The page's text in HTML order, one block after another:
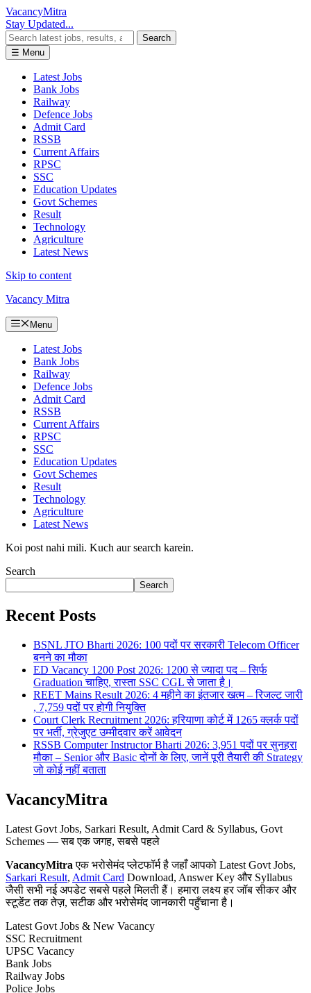
VacancyMitra
Stay Updated...
Search
☰ Menu
Latest Jobs
Bank Jobs
Railway
Defence Jobs
Admit Card
RSSB
Current Affairs
RPSC
SSC
Education Updates
Govt Schemes
Result
Technology
Agriculture
Latest News
Skip to content
Vacancy Mitra
Menu
Latest Jobs
Bank Jobs
Railway
Defence Jobs
Admit Card
RSSB
Current Affairs
RPSC
SSC
Education Updates
Govt Schemes
Result
Technology
Agriculture
Latest News
Koi post nahi mili. Kuch aur search karein.
Search
Search
Recent Posts
BSNL JTO Bharti 2026: 100 पदों पर सरकारी Telecom Officer
बनने का मौका
ED Vacancy 1200 Post 2026: 1200 से ज्यादा पद – सिर्फ
Graduation चाहिए, रास्ता SSC CGL से जाता है।
REET Mains Result 2026: 4 महीने का इंतजार खत्म – रिजल्ट जारी
, 7,759 पदों पर होगी नियुक्ति
Court Clerk Recruitment 2026: हरियाणा कोर्ट में 1265 क्लर्क पदों
पर भर्ती, ग्रेजुएट उम्मीदवार करें आवेदन
RSSB Computer Instructor Bharti 2026: 3,951 पदों पर सुनहरा
मौका – Senior और Basic दोनों के लिए, जानें पूरी तैयारी की Strategy
जो कोई नहीं बताता
VacancyMitra
Latest Govt Jobs, Sarkari Result, Admit Card & Syllabus, Govt
Schemes — सब एक जगह, सबसे पहले
VacancyMitra एक भरोसेमंद प्लेटफॉर्म है जहाँ आपको Latest Govt Jobs,
Sarkari Result, Admit Card Download, Answer Key और Syllabus
जैसी सभी नई अपडेट सबसे पहले मिलती हैं। हमारा लक्ष्य हर जॉब सीकर और
स्टूडेंट तक तेज़, सटीक और भरोसेमंद जानकारी पहुँचाना है।
Latest Govt Jobs & New Vacancy
SSC Recruitment
UPSC Vacancy
Bank Jobs
Railway Jobs
Police Jobs